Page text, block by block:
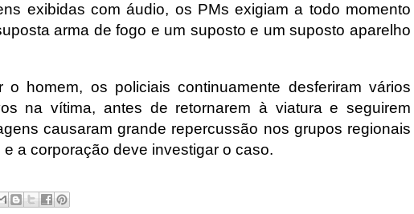
exibidas com áudio, os PMs exigiam a todo momento
arma de fogo e um suposto e um suposto aparelho
o homem, os policiais continuamente desferiram vários
na vítima, antes de retornarem à viatura e seguirem
causaram grande repercussão nos grupos regionais
a corporação deve investigar o caso.